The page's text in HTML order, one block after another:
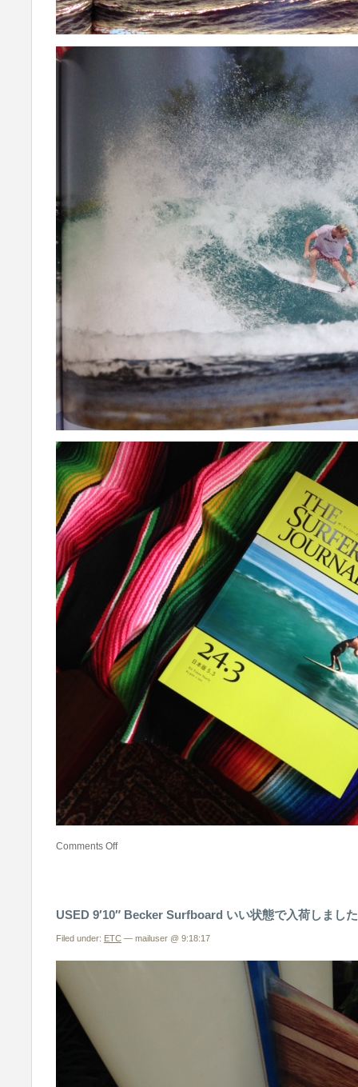
Comments Off
USED 9′10″ Becker Surfboard いい状態で入荷しまし
Filed under: ETC — mailuser @ 9:18:17